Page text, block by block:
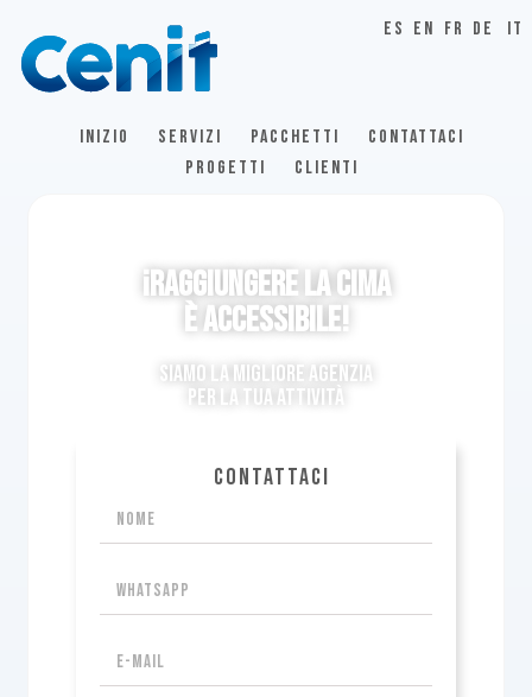
INIZIO SERVIZI PACCHETTI
CONTATTACI
PROGETTI
CLIENTI
DE
FR
EN
ES IT
¡Raggiungere la cima
È ACCESSIBILE!
Siamo la migliore agenzia
per la tua attività
CONTATTACI